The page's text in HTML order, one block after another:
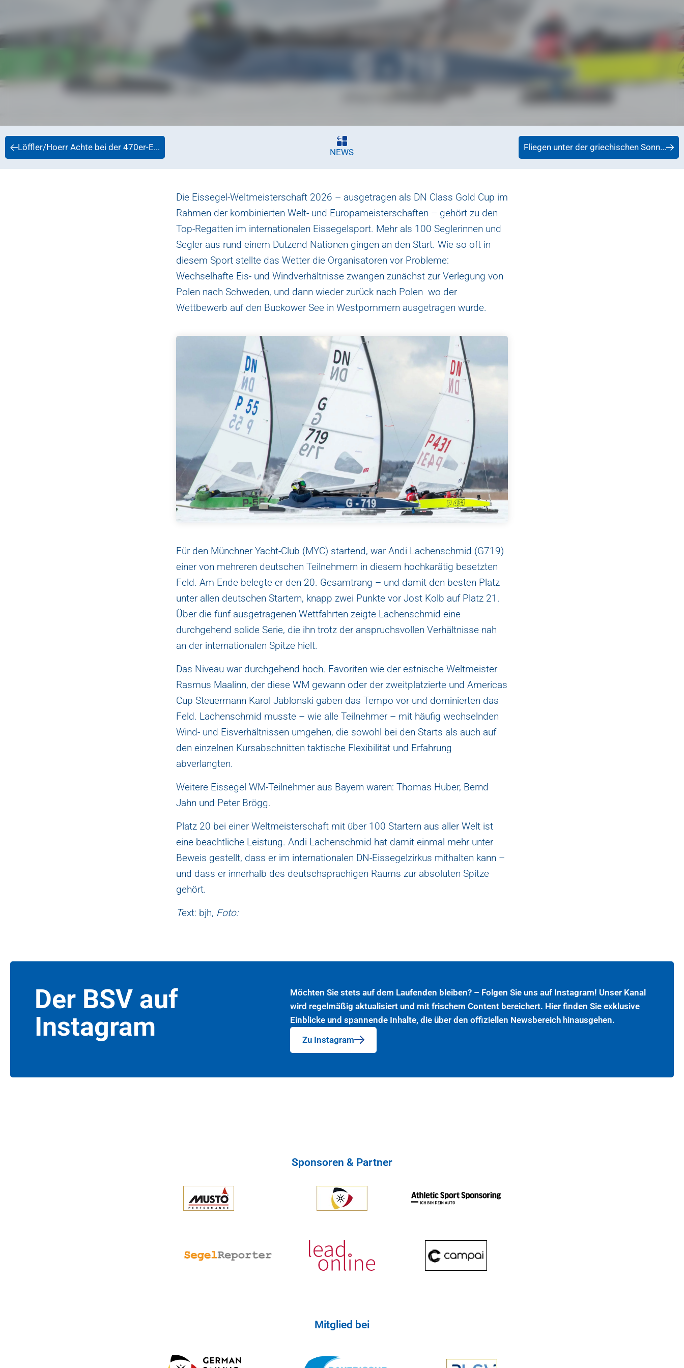
Löffler/Hoerr Achte bei der 470er-E... NEWS Fliegen unter der griechischen Sonn...
Die Eissegel-Weltmeisterschaft 2026 – ausgetragen als DN Class Gold Cup im
Rahmen der kombinierten Welt- und Europameisterschaften – gehört zu den
Top-Regatten im internationalen Eissegelsport. Mehr als 100 Seglerinnen und
Segler aus rund einem Dutzend Nationen gingen an den Start. Wie so oft in
diesem Sport stellte das Wetter die Organisatoren vor Probleme:
Wechselhafte Eis- und Windverhältnisse zwangen zunächst zur Verlegung von
Polen nach Schweden, und dann wieder zurück nach Polen wo der
Wettbewerb auf den Buckower See in Westpommern ausgetragen wurde.
Für den Münchner Yacht-Club (MYC) startend, war Andi Lachenschmid (G719)
einer von mehreren deutschen Teilnehmern in diesem hochkarätig besetzten
Feld. Am Ende belegte er den 20. Gesamtrang – und damit den besten Platz
unter allen deutschen Startern, knapp zwei Punkte vor Jost Kolb auf Platz 21.
Über die fünf ausgetragenen Wettfahrten zeigte Lachenschmid eine
durchgehend solide Serie, die ihn trotz der anspruchsvollen Verhältnisse nah
an der internationalen Spitze hielt.
Das Niveau war durchgehend hoch. Favoriten wie der estnische Weltmeister
Rasmus Maalinn, der diese WM gewann oder der zweitplatzierte und Americas
Cup Steuermann Karol Jablonski gaben das Tempo vor und dominierten das
Feld. Lachenschmid musste – wie alle Teilnehmer – mit häufig wechselnden
Wind- und Eisverhältnissen umgehen, die sowohl bei den Starts als auch auf
den einzelnen Kursabschnitten taktische Flexibilität und Erfahrung
abverlangten.
Weitere Eissegel WM-Teilnehmer aus Bayern waren: Thomas Huber, Bernd
Jahn und ⁠Peter Brögg.
Platz 20 bei einer Weltmeisterschaft mit über 100 Startern aus aller Welt ist
eine beachtliche Leistung. Andi Lachenschmid hat damit einmal mehr unter
Beweis gestellt, dass er im internationalen DN-Eissegelzirkus mithalten kann –
und dass er innerhalb des deutschsprachigen Raums zur absoluten Spitze
gehört.
Text: bjh, Foto:
Der BSV auf
Instagram
Möchten Sie stets auf dem Laufenden bleiben? – Folgen Sie uns auf Instagram! Unser Kanal
wird regelmäßig aktualisiert und mit frischem Content bereichert. Hier finden Sie exklusive
Einblicke und spannende Inhalte, die über den offiziellen Newsbereich hinausgehen.
Zu Instagram
Sponsoren & Partner
Mitglied bei